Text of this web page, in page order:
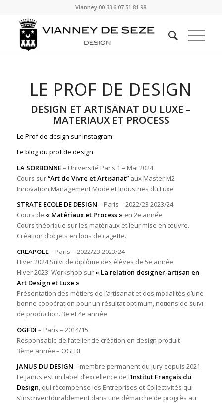
Vianney00 33 6 07 51 81 98
LE PROF DE DESIGN
DESIGN ET ARTISANAT DU LUXE –
MATERIAUX ET PROCESS
Le Prof de design sur instagram
Le blog du prof de design
LA SORBONNE– Université Paris 1 – Mai 2024
Cours sur“Art de Vivre et Artisanat”aux Master M2
Innovation Management Mode et Industries du Luxe
STRATE ECOLE DE DESIGN – Paris – 2022/23 2023/24
Cours de « Matériaux et Process » en 2e année
Cours théorique sur les matériaux et leur mise en œuvre.
Création d’objets en bois de cagette.
CREAPOLE– Paris – 2022/23 2023/24
Hiver 2024 Suivi de diplôme des élèves de 5e année
Hiver 2023: Workshop sur« La relation designer-artisan en
Art Design et Luxe »
Présentation des métiers de l’artisanat et des modalités d’une
bonne coopération pour un résultat optimum, notions de suivi
de production. 3e et 4e année
OGFDI – Paris – 2014/15
Responsable de l’atelier de création en design produit
3ème année – OGFDI
JANUS DU DESIGN – membre permanent du jury depuis 2021
Le Janus est un label d’excellence de l’Institut Français du
Design, qui récompense les Entreprises et Collectivités qui
s’inscriventdurablement dans une démarche de progrès au